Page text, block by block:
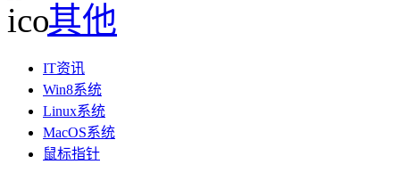
其他
IT资讯
Win8系统
Linux系统
MacOS系统
鼠标指针